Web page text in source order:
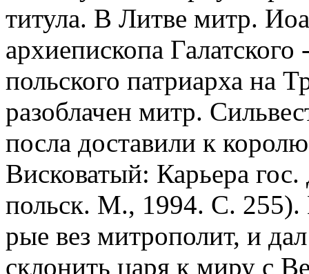
титула. В Литве митр.
архиепископа
польского патриарха на
разоблачен митр.
посла доставили к
Висковатый: Карьера
польск. М., 1994. С. 255).
рые вез митрополит, и
склонить царя к миру с